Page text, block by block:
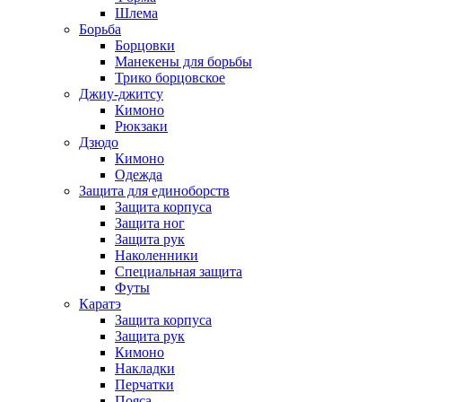
Шлема
Борьба
Борцовки
Манекены для борьбы
Трико борцовское
Джиу-джитсу
Кимоно
Рюкзаки
Дзюдо
Кимоно
Одежда
Защита для единоборств
Защита корпуса
Защита ног
Защита рук
Наколенники
Специальная защита
Футы
Каратэ
Защита корпуса
Защита рук
Кимоно
Накладки
Перчатки